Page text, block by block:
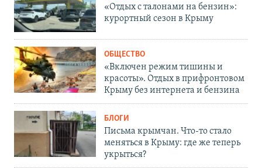
«Отдых с талонами на бензин»:
курортный сезон в Крыму
ОБЩЕСТВО
«Включен режим тишины и
красоты». Отдых в прифронтовом
Крыму без интернета и бензина
БЛОГИ
Письма крымчан. Что-то стало
меняться в Крыму: где же теперь
укрыться?